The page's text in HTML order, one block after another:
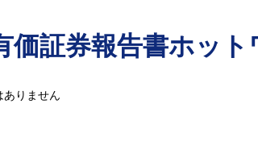
価証券報告書ホッ
ありません